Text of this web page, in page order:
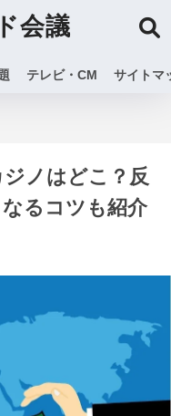
会議
テレビ・CM サイトマ
ノはどこ？反
るコツも紹介